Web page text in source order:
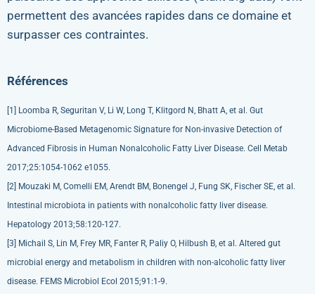
permettent des avancées rapides dans ce domaine et
surpasser ces contraintes.
Références
[1] Loomba R, Seguritan V, Li W, Long T, Klitgord N, Bhatt A, et al. Gut
Microbiome-Based Metagenomic Signature for Non-invasive Detection of
Advanced Fibrosis in Human Nonalcoholic Fatty Liver Disease. Cell Metab
2017;25:1054-1062 e1055.
[2] Mouzaki M, Comelli EM, Arendt BM, Bonengel J, Fung SK, Fischer SE, et al.
Intestinal microbiota in patients with nonalcoholic fatty liver disease.
Hepatology 2013;58:120-127.
[3] Michail S, Lin M, Frey MR, Fanter R, Paliy O, Hilbush B, et al. Altered gut
microbial energy and metabolism in children with non-alcoholic fatty liver
disease. FEMS Microbiol Ecol 2015;91:1-9.